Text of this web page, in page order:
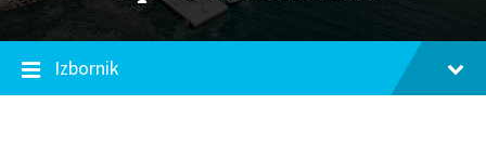
Izbornik